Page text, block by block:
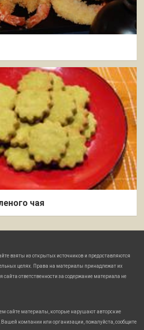
чая
взяты из открытых источников и предоставляются
целях. Права на материалы принадлежат их
ответственности за содержание материала не
сайте материалы, которые нарушают авторские
компании или организации, пожалуйста, сообщите